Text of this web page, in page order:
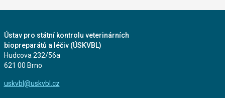
Ústav pro státní kontrolu veterinárních
biopreparátů a léčiv (ÚSKVBL)
Hudcova 232/56a
621 00 Brno
uskvbl@uskvbl.cz